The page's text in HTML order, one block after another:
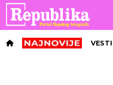
VESTI